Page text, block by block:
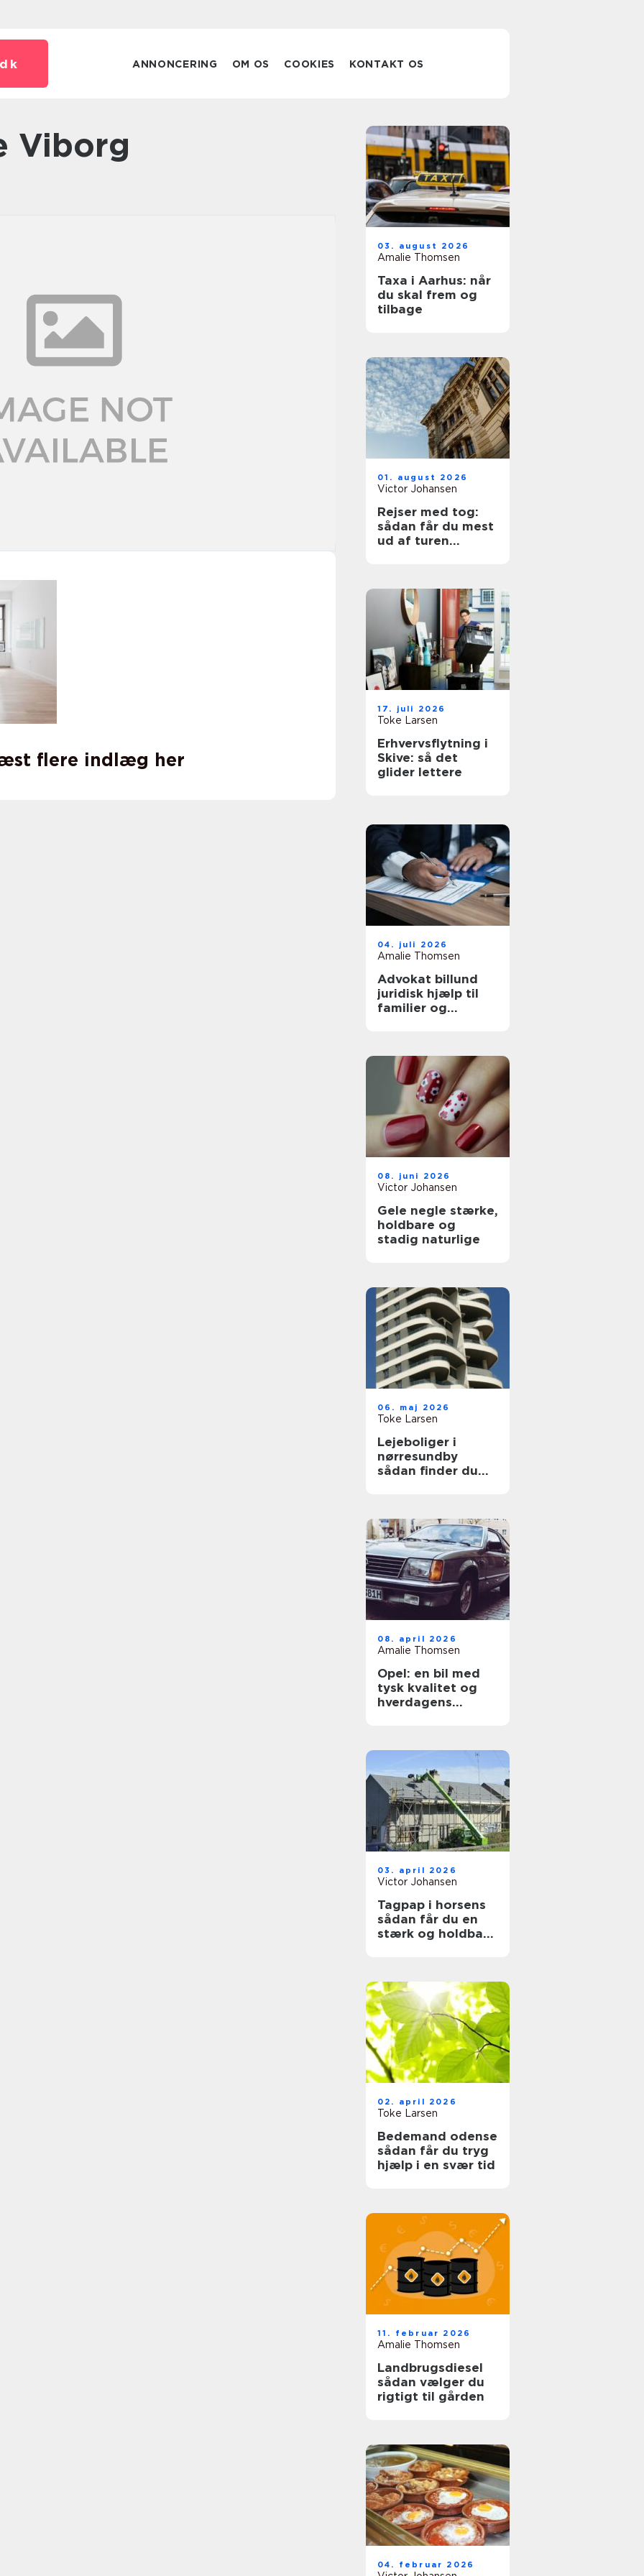
dk ANNONCERING OM OS COOKIES KONTAKT OS
Viborg
flere indlæg her
03. august 2026
Amalie Thomsen
Taxa i Aarhus: når
du skal frem og
tilbage
01. august 2026
Victor Johansen
Rejser med tog:
sådan får du mest
ud af turen
17. juli 2026
Toke Larsen
Erhvervsflytning i
Skive: så det
glider lettere
04. juli 2026
Amalie Thomsen
Advokat billund
juridisk hjælp til
familier og
08. juni 2026
Victor Johansen
Gele negle stærke,
holdbare og
stadig naturlige
06. maj 2026
Toke Larsen
Lejeboliger i
nørresundby
sådan finder du
08. april 2026
Amalie Thomsen
Opel: en bil med
tysk kvalitet og
hverdagens
03. april 2026
Victor Johansen
Tagpap i horsens
sådan får du en
stærk og holdbar
02. april 2026
Toke Larsen
Bedemand odense
sådan får du tryg
hjælp i en svær tid
11. februar 2026
Amalie Thomsen
Landbrugsdiesel
sådan vælger du
rigtigt til gården
04. februar 2026